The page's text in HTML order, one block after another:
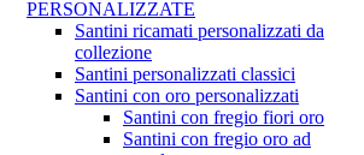
PERSONALIZZATE
Santini ricamati personalizzati da
collezione
Santini personalizzati classici
Santini con oro personalizzati
Santini con fregio fiori oro
Santini con fregio oro ad